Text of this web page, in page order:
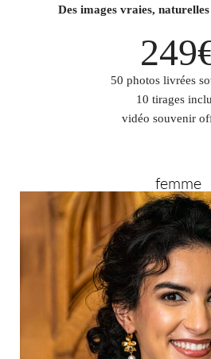
Des images vraies,
50 photos livrées
10 tirages
vidéo souvenir
femme